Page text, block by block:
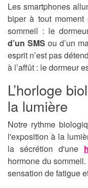
Les smartphones
biper à tout moment
sommeil : le
d’un SMS ou d’un
esprit n’est pas
à l’affût : le dormeur
L’horloge
la lumière
Notre rythme
l'exposition à la
la sécrétion d'une
hormone du
sensation de fatigue